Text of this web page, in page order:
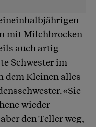
mit Milchbrocken
auch artig
Schwester im
dem Kleinen alles
«Sie
wieder
den Teller weg,